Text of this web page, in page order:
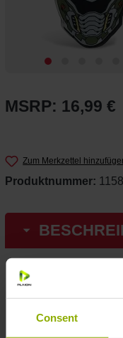
Consent
MSRP: 16,99 €
Zum Merkzettel
Produktnummer:
Bring frischen
Magnet-Set „Icons“
Symbole, die jeder